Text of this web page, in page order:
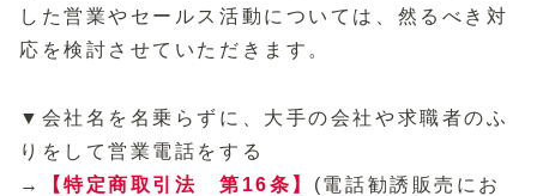
した営業やセールス活動については、然るべき対
応を検討させていただきます。
▼会社名を名乗らずに、大手の会社や求職者のふ
りをして営業電話をする
→
【特定商取引法 第16条】 (電話勧誘販売にお